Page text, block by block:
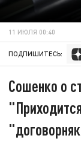
11 ИЮЛЯ 00:40
ПОДПИШИТЕСЬ:
Сошенко о